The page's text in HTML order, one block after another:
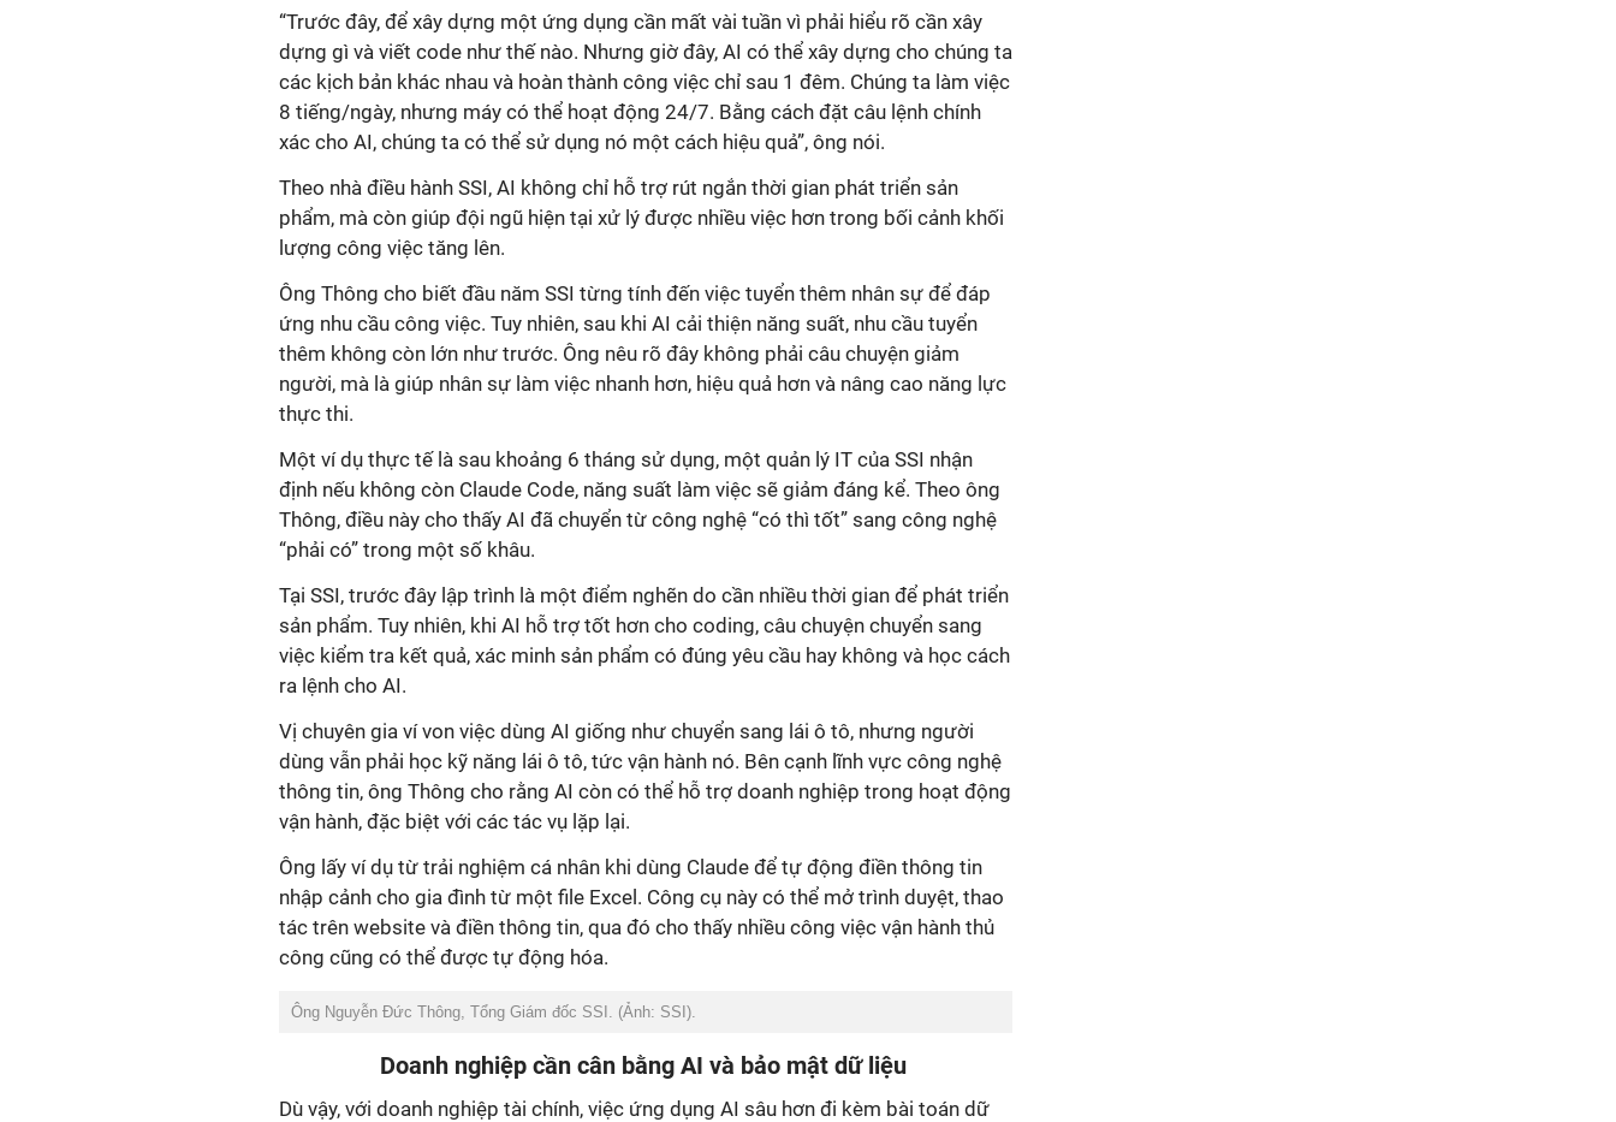
“Trước đây, để xây dựng một ứng dụng cần mất vài tuần vì phải hiểu rõ cần xây
dựng gì và viết code như thế nào. Nhưng giờ đây, AI có thể xây dựng cho chúng ta
các kịch bản khác nhau và hoàn thành công việc chỉ sau 1 đêm. Chúng ta làm việc
8 tiếng/ngày, nhưng máy có thể hoạt động 24/7. Bằng cách đặt câu lệnh chính
xác cho AI, chúng ta có thể sử dụng nó một cách hiệu quả”, ông nói.
Theo nhà điều hành SSI, AI không chỉ hỗ trợ rút ngắn thời gian phát triển sản
phẩm, mà còn giúp đội ngũ hiện tại xử lý được nhiều việc hơn trong bối cảnh khối
lượng công việc tăng lên.
Ông Thông cho biết đầu năm SSI từng tính đến việc tuyển thêm nhân sự để đáp
ứng nhu cầu công việc. Tuy nhiên, sau khi AI cải thiện năng suất, nhu cầu tuyển
thêm không còn lớn như trước. Ông nêu rõ đây không phải câu chuyện giảm
người, mà là giúp nhân sự làm việc nhanh hơn, hiệu quả hơn và nâng cao năng lực
thực thi.
Một ví dụ thực tế là sau khoảng 6 tháng sử dụng, một quản lý IT của SSI nhận
định nếu không còn Claude Code, năng suất làm việc sẽ giảm đáng kể. Theo ông
Thông, điều này cho thấy AI đã chuyển từ công nghệ “có thì tốt” sang công nghệ
“phải có” trong một số khâu.
Tại SSI, trước đây lập trình là một điểm nghẽn do cần nhiều thời gian để phát triển
sản phẩm. Tuy nhiên, khi AI hỗ trợ tốt hơn cho coding, câu chuyện chuyển sang
việc kiểm tra kết quả, xác minh sản phẩm có đúng yêu cầu hay không và học cách
ra lệnh cho AI.
Vị chuyên gia ví von việc dùng AI giống như chuyển sang lái ô tô, nhưng người
dùng vẫn phải học kỹ năng lái ô tô, tức vận hành nó. Bên cạnh lĩnh vực công nghệ
thông tin, ông Thông cho rằng AI còn có thể hỗ trợ doanh nghiệp trong hoạt động
vận hành, đặc biệt với các tác vụ lặp lại.
Ông lấy ví dụ từ trải nghiệm cá nhân khi dùng Claude để tự động điền thông tin
nhập cảnh cho gia đình từ một file Excel. Công cụ này có thể mở trình duyệt, thao
tác trên website và điền thông tin, qua đó cho thấy nhiều công việc vận hành thủ
công cũng có thể được tự động hóa.
Ông Nguyễn Đức Thông, Tổng Giám đốc SSI. (Ảnh: SSI).
Doanh nghiệp cần cân bằng AI và bảo mật dữ liệu
Dù vậy, với doanh nghiệp tài chính, việc ứng dụng AI sâu hơn đi kèm bài toán dữ